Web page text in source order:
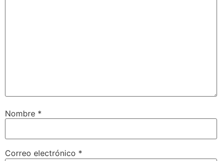
Nombre *
Correo electrónico *